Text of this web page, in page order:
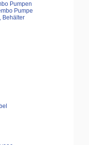
Pumpen
Pumpe
Behälter